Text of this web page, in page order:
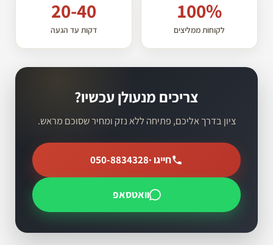
100%
לקוחות ממליצים
20-40
דקות עד הגעה
צריכים מנעולן עכשיו?
ציון בדרך אליכם, פתיחה ללא נזק ומחיר שסוכם מראש.
חייגו ·050-8834328
וואטסאפ